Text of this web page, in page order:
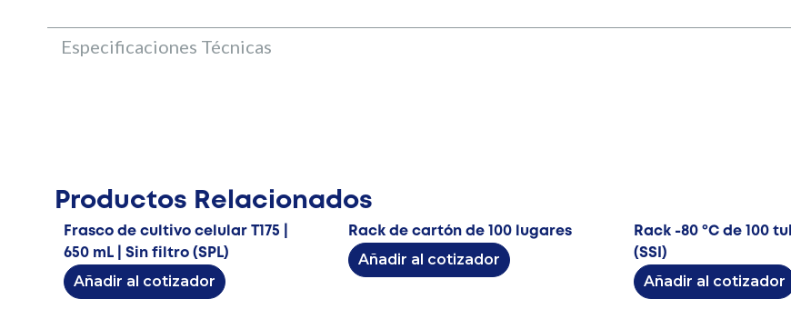
Especificaciones Técnicas
Productos Relacionados
Frasco de cultivo celular T175 |
650 mL | Sin filtro (SPL)
Añadir al cotizador
Rack de cartón de 100 lugares
Añadir al cotizador
Rack -80 ºC de 100
(SSI)
Añadir al cotizador